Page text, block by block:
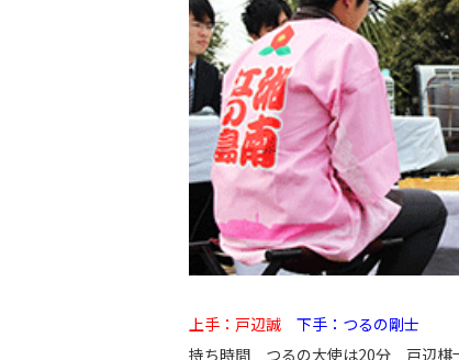
上手：戸辺誠
下手：つるの剛士
持ち時間 つるの大使は20分 戸辺棋